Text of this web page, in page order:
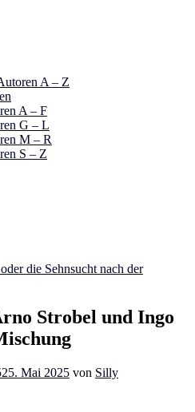
A – Z
A – F
G – L
M – R
S – Z
die Sehnsucht nach der
Strobel und Ingo
25. Mai 2025 von Silly